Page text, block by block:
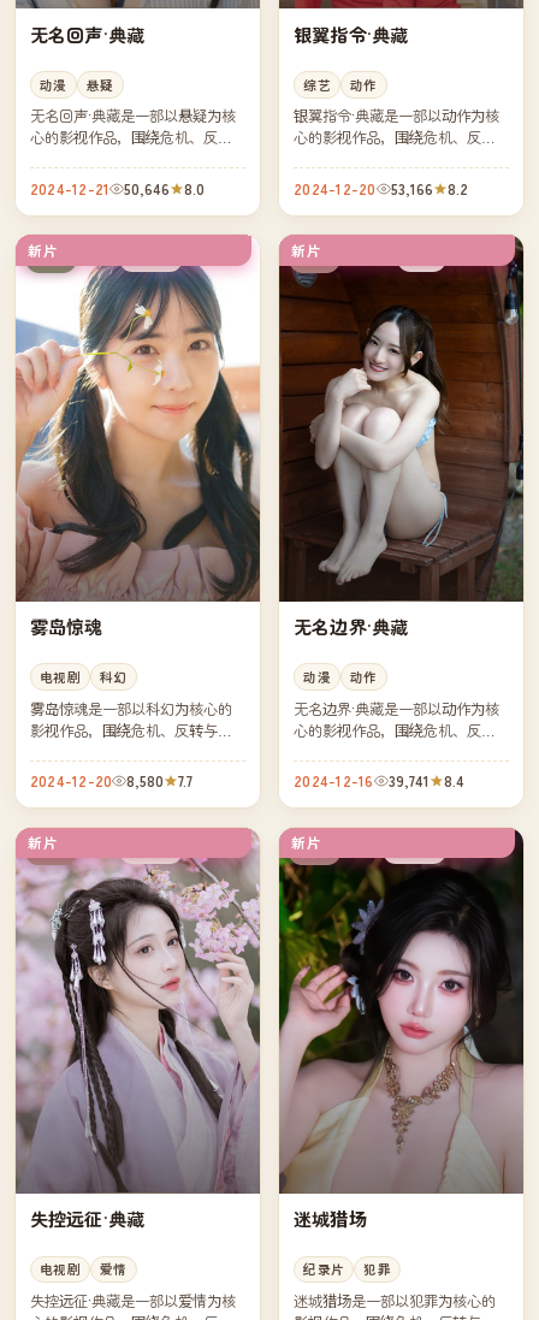
无名回声·典藏
动漫 悬疑
无名回声·典藏是一部以悬疑为核
心的影视作品，围绕危机、反转
凑，值得推荐观看。
2024-12-21 50,646 8.0
银翼指令·典藏
综艺 动作
银翼指令·典藏是一部以动作为核
心的影视作品，围绕危机、反转
凑，值得推荐观看。
2024-12-20 53,166 8.2
新片
日本
雾岛惊魂
电视剧 科幻
雾岛惊魂是一部以科幻为核心的
影视作品，围绕危机、反转与人
得推荐观看。
2024-12-20 8,580 7.7
新片
中国
无名边界·典藏
动漫 动作
无名边界·典藏是一部以动作为核
心的影视作品，围绕危机、反转
凑，值得推荐观看。
2024-12-16 39,741 8.4
新片
中国
失控远征·典藏
电视剧 爱情
失控远征·典藏是一部以爱情为核
新片
英国
迷城猎场
纪录片 犯罪
迷城猎场是一部以犯罪为核心的